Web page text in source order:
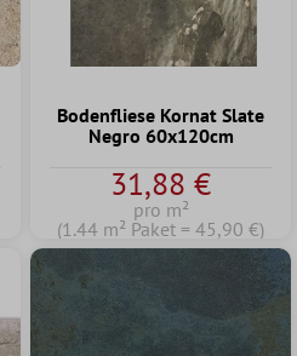
Bodenfliese Kornat Slate
Negro 60x120cm
31,88 €
pro m²
(1.44 m² Paket = 45,90 €)